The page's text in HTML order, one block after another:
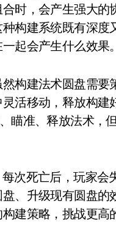
时，会产生强大
构建系统既有深
起会产生什么效果。
构建法术圆盘需
活移动，释放构建
准、释放法术，
次死亡后，玩家
、升级现有圆盘
建策略，挑战更高